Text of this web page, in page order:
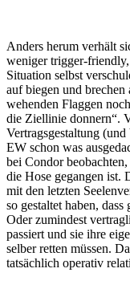
Anders herum verhält
weniger trigger-
Situation selbst
auf biegen und
wehenden Flaggen
die Ziellinie donnern“.
Vertragsgestaltung
EW schon was
bei Condor
die Hose gegangen ist.
mit den letzten
so gestaltet haben,
Oder zumindest
passiert und sie ihre
selber retten müssen.
tatsächlich operativ